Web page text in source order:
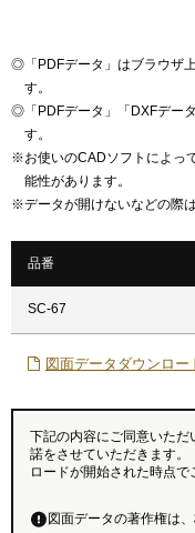
◎ 「PDFデータ」はブラウザ
す。
◎ 「PDFデータ」「DXFデ
す。
※お使いのCADソフトによっ
能性があります。
※データが開けないなどの際
品番
SC-67
図面データダウンロー
下記の内容にご同意いた
諾をさせていただきます
ロードが開始された時点で
図面データの著作権は